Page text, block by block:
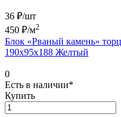
36 ₽/шт
450 ₽/м2
Блок «Рваный камень»
190х95х188 Желтый
0
Есть в наличии*
Купить